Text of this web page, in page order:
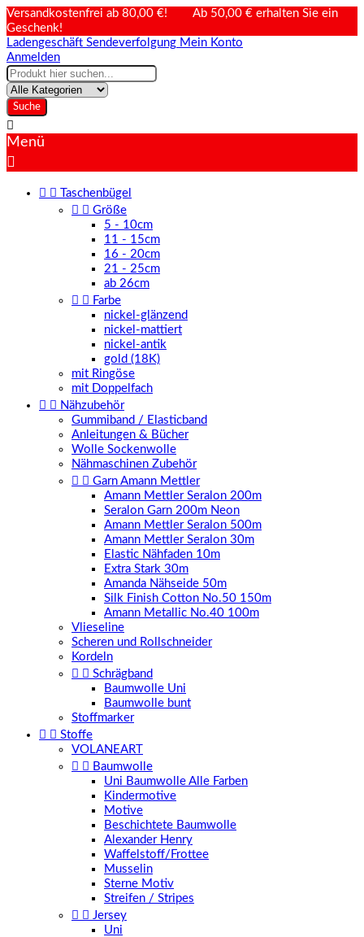
Versandkostenfrei ab 80,00 €! Ab 50,00 € erhalten Sie ein
Geschenk!
Ladengeschäft Sendeverfolgung Mein Konto
Anmelden
Suche

Menü

 
Taschenbügel
  Größe
5 - 10cm
11 - 15cm
16 - 20cm
21 - 25cm
ab 26cm
  Farbe
nickel-glänzend
nickel-mattiert
nickel-antik
gold (18K)
mit Ringöse
mit Doppelfach
  Nähzubehör
Gummiband / Elasticband
Anleitungen & Bücher
Wolle Sockenwolle
Nähmaschinen Zubehör
  Garn Amann Mettler
Amann Mettler Seralon 200m
Seralon Garn 200m Neon
Amann Mettler Seralon 500m
Amann Mettler Seralon 30m
Elastic Nähfaden 10m
Extra Stark 30m
Amanda Nähseide 50m
Silk Finish Cotton No.50 150m
Amann Metallic No.40 100m
Vlieseline
Scheren und Rollschneider
Kordeln
  Schrägband
Baumwolle Uni
Baumwolle bunt
Stoffmarker
  Stoffe
VOLANEART
  Baumwolle
Uni Baumwolle Alle Farben
Kindermotive
Motive
Beschichtete Baumwolle
Alexander Henry
Waffelstoff/Frottee
Musselin
Sterne Motiv
Streifen / Stripes
  Jersey
Uni